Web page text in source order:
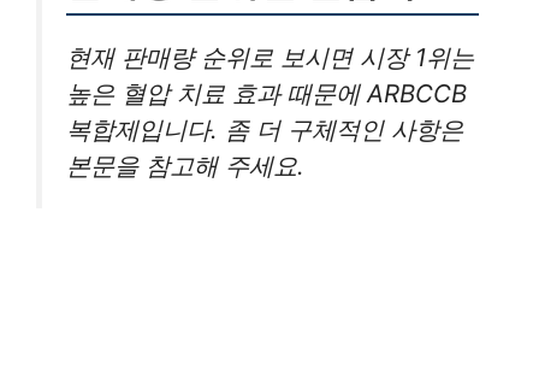
현재 판매량 순위로 보시면 시장 1위는
높은 혈압 치료 효과 때문에 ARBCCB
복합제입니다. 좀 더 구체적인 사항은
본문을 참고해 주세요.